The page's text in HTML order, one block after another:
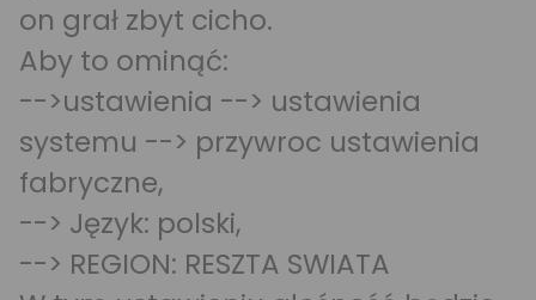
on grał zbyt cicho.
Aby to ominąć:
-->ustawienia --> ustawienia
systemu --> przywroc ustawienia
fabryczne,
--> Język: polski,
--> REGION: RESZTA SWIATA